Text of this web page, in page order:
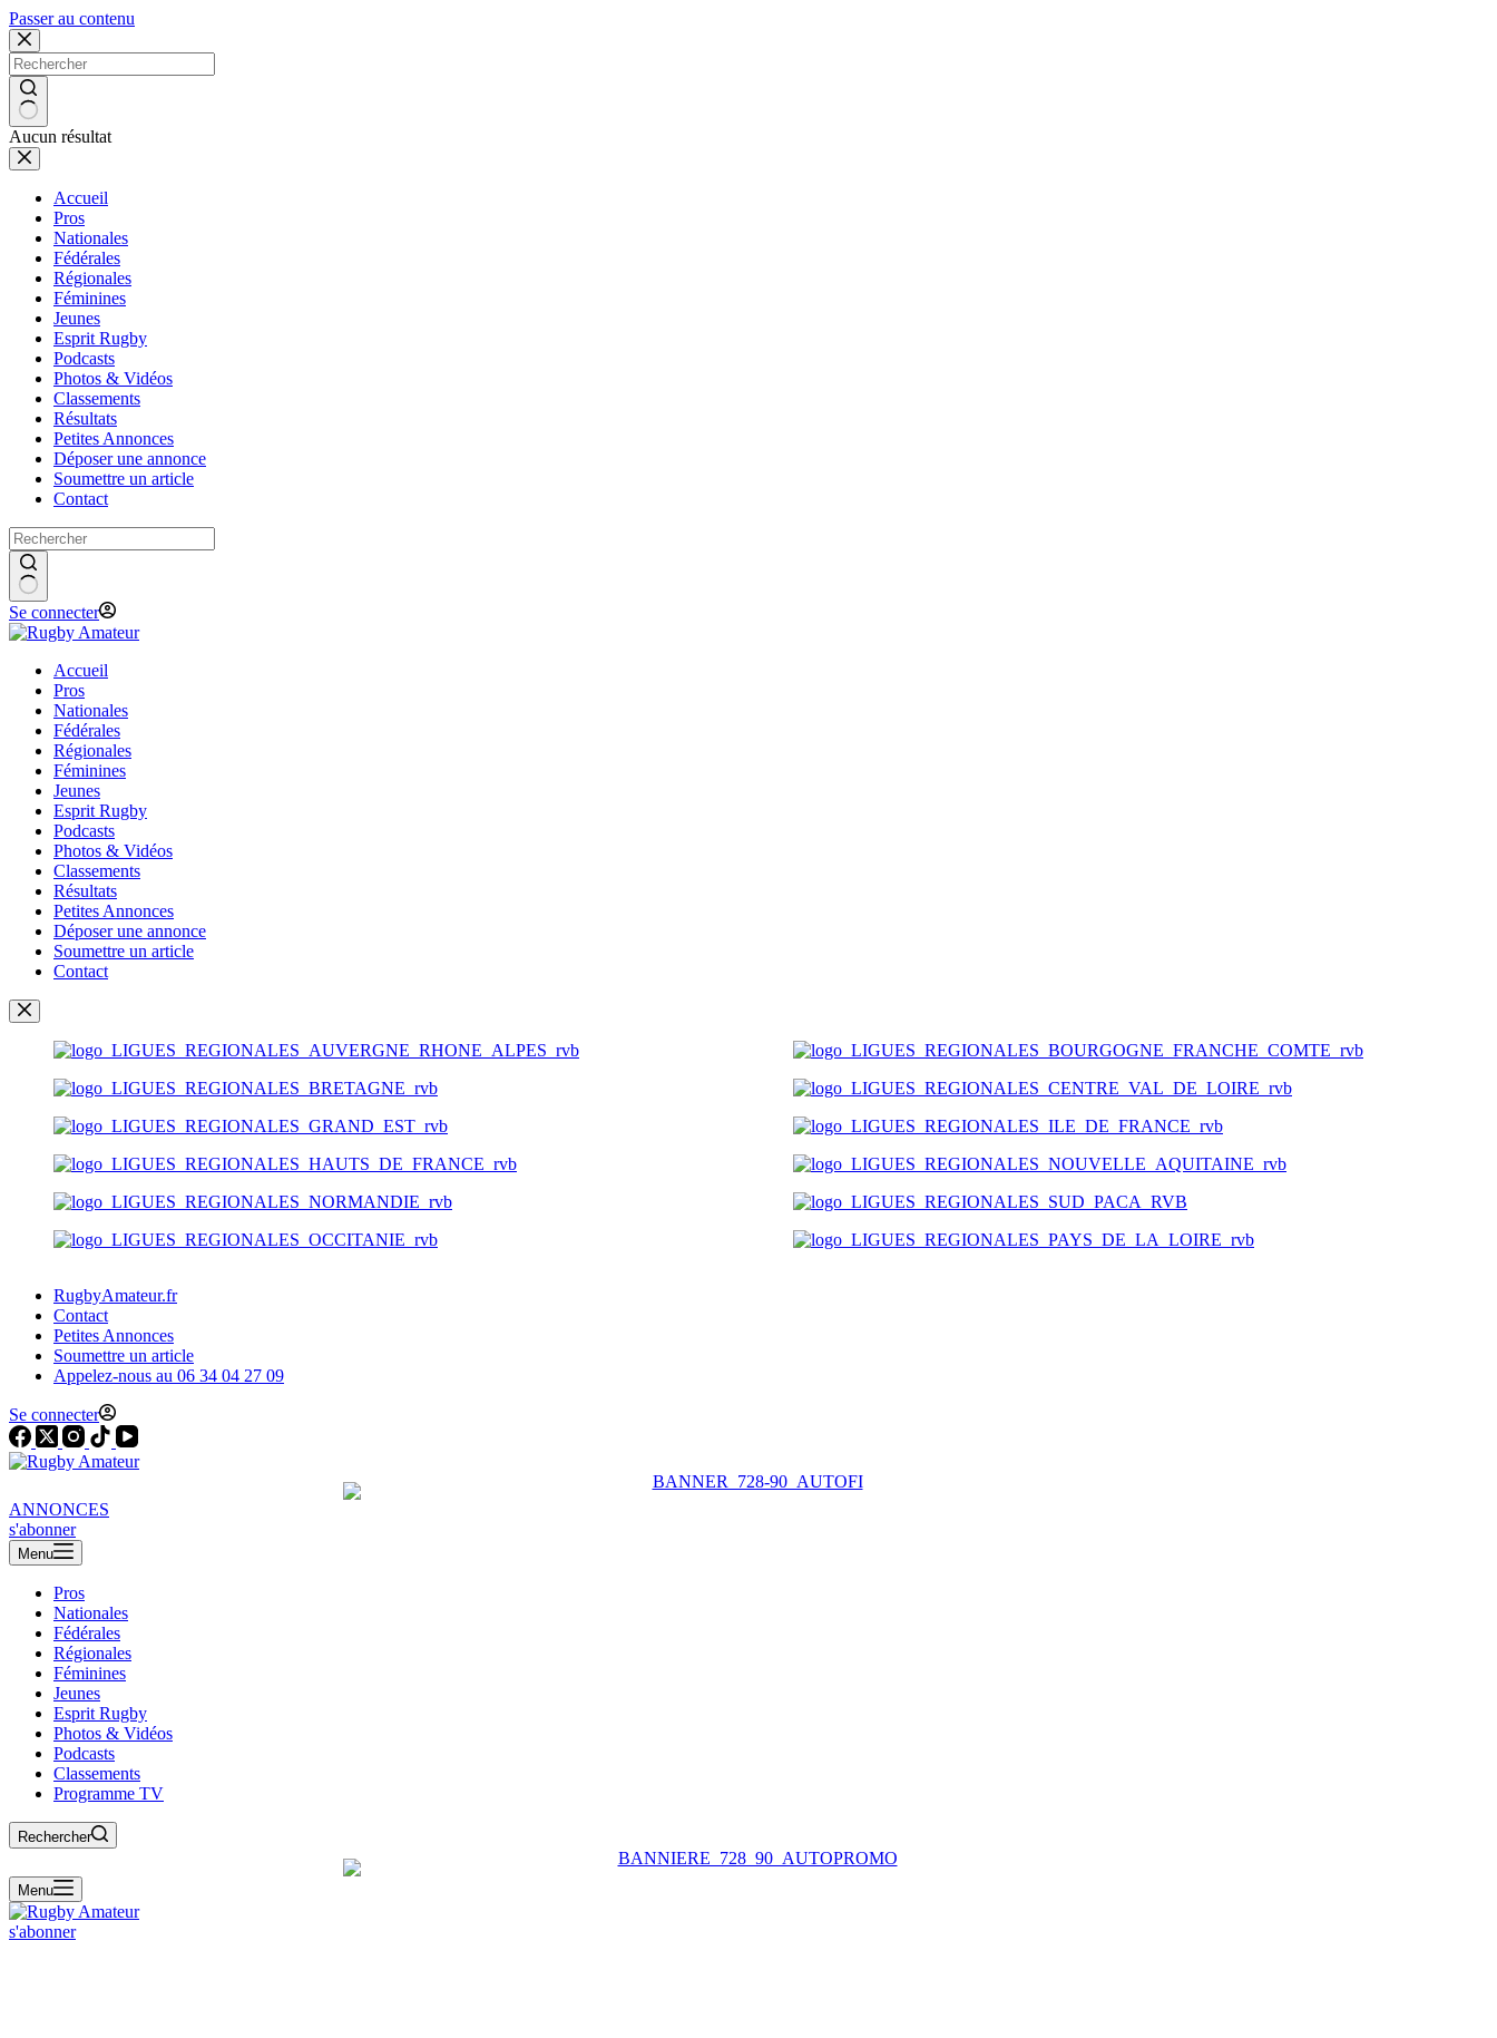
Passer au contenu
Aucun résultat
Accueil
Pros
Nationales
Fédérales
Régionales
Féminines
Jeunes
Esprit Rugby
Podcasts
Photos & Vidéos
Classements
Résultats
Petites Annonces
Déposer une annonce
Soumettre un article
Contact
Se connecter
Accueil
Pros
Nationales
Fédérales
Régionales
Féminines
Jeunes
Esprit Rugby
Podcasts
Photos & Vidéos
Classements
Résultats
Petites Annonces
Déposer une annonce
Soumettre un article
Contact
RugbyAmateur.fr
Contact
Petites Annonces
Soumettre un article
Appelez-nous au 06 34 04 27 09
Se connecter
ANNONCES
s'abonner
Menu
Pros
Nationales
Fédérales
Régionales
Féminines
Jeunes
Esprit Rugby
Photos & Vidéos
Podcasts
Classements
Programme TV
Rechercher
Menu
s'abonner